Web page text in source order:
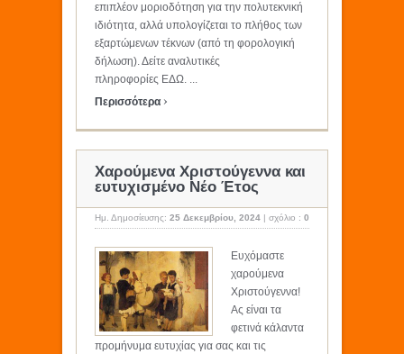
επιπλέον μοριοδότηση για την πολυτεκνική
ιδιότητα, αλλά υπολογίζεται το πλήθος των
εξαρτώμενων τέκνων (από τη φορολογική
δήλωση). Δείτε αναλυτικές
πληροφορίες ΕΔΩ. ...
Περισσότερα ›
Χαρούμενα Χριστούγεννα και
ευτυχισμένο Νέο Έτος
Ημ. Δημοσίευσης: 25 Δεκεμβρίου, 2024 | σχόλιο : 0
Ευχόμαστε
χαρούμενα
Χριστούγεννα!
Ας είναι τα
φετινά κάλαντα
προμήνυμα ευτυχίας για σας και τις